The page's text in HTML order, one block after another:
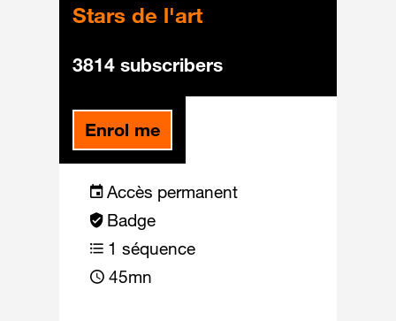
Stars de l'art
3814 subscribers
Enrol me
Accès permanent
Badge
1 séquence
45mn